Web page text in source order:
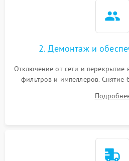
2. Демонтаж и
Отключение от сети и перекрытие
фильтров и импеллеров. Снятие
циркуляционному насосу,